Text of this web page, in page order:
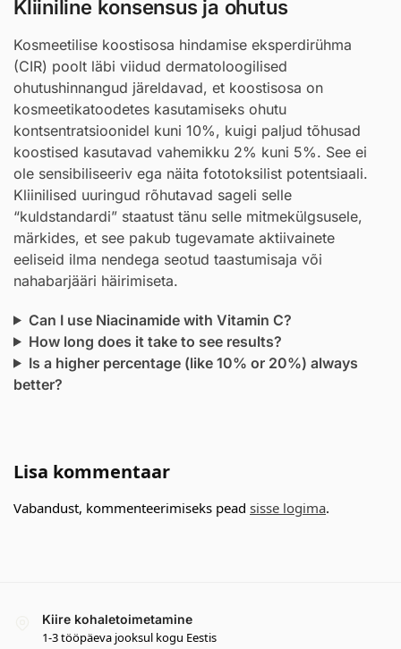
Kliiniline konsensus ja ohutus
Kosmeetilise koostisosa hindamise eksperdirühma
(CIR) poolt läbi viidud dermatoloogilised
ohutushinnangud järeldavad, et koostisosa on
kosmeetikatoodetes kasutamiseks ohutu
kontsentratsioonidel kuni 10%, kuigi paljud tõhusad
koostised kasutavad vahemikku 2% kuni 5%. See ei
ole sensibiliseeriv ega näita fototoksilist potentsiaali.
Kliinilised uuringud rõhutavad sageli selle
“kuldstandardi” staatust tänu selle mitmekülgsusele,
märkides, et see pakub tugevamate aktiivainete
eeliseid ilma nendega seotud taastumisaja või
nahabarjääri häirimiseta.
Can I use Niacinamide with Vitamin C?
How long does it take to see results?
Is a higher percentage (like 10% or 20%) always
better?
Lisa kommentaar
Vabandust, kommenteerimiseks pead sisse logima.
Kiire kohaletoimetamine
1-3 tööpäeva jooksul kogu Eestis